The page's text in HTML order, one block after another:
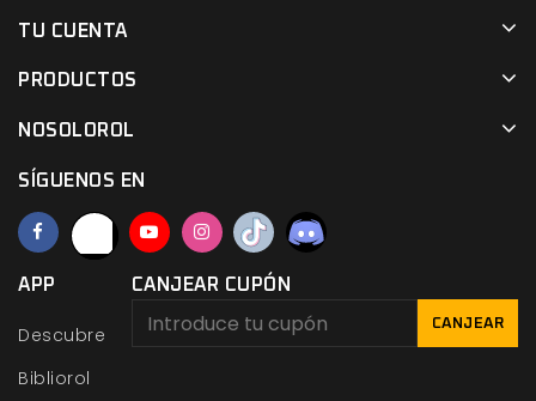
TU CUENTA
PRODUCTOS
NOSOLOROL
SÍGUENOS EN
APP
Descubre
Bibliorol
CANJEAR CUPÓN
CANJEAR